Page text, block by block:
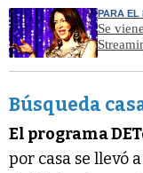
PARA EL
Se
Búsqueda
El programa
por casa se llevó